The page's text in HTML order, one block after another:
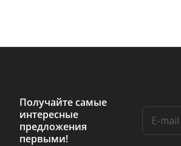
Получайте самые
интересные
предложения
первыми!